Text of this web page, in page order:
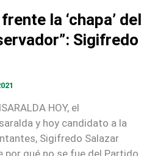
la ‘chapa’ del
Sigifredo
HOY, el
y hoy candidato a la
Sigifredo Salazar